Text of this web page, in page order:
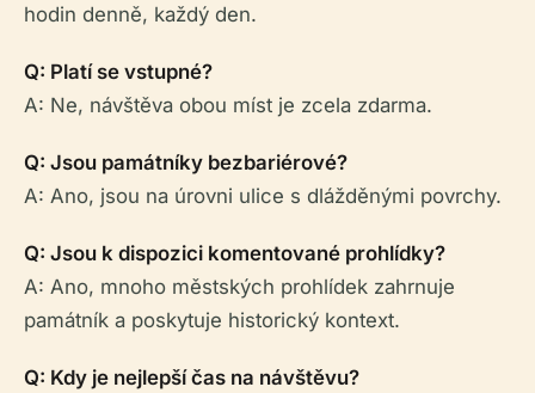
hodin denně, každý den.
Q: Platí se vstupné?
A: Ne, návštěva obou míst je zcela zdarma.
Q: Jsou památníky bezbariérové?
A: Ano, jsou na úrovni ulice s dlážděnými povrchy.
Q: Jsou k dispozici komentované prohlídky?
A: Ano, mnoho městských prohlídek zahrnuje
památník a poskytuje historický kontext.
Q: Kdy je nejlepší čas na návštěvu?